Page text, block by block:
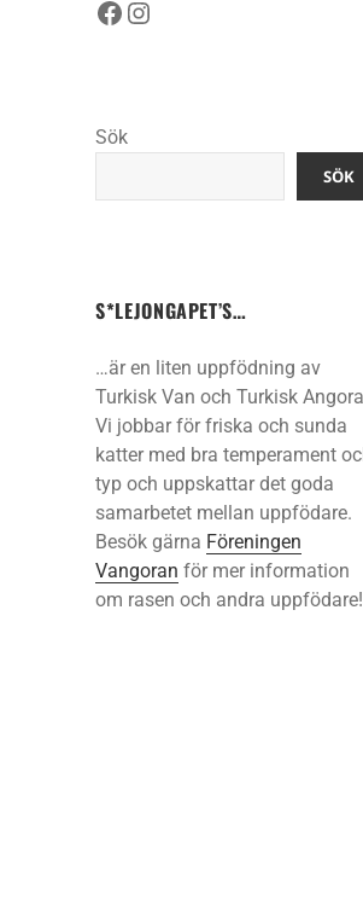
Facebook
Instagram
Sök
SÖK
S*LEJONGAPET’S…
…är en liten uppfödning av
Turkisk Van och Turkisk
Vi jobbar för friska och sunda
katter med bra temperament
typ och uppskattar det goda
samarbetet mellan uppfödare.
Besök gärna Föreningen
Vangoran för mer information
om rasen och andra uppfödare!